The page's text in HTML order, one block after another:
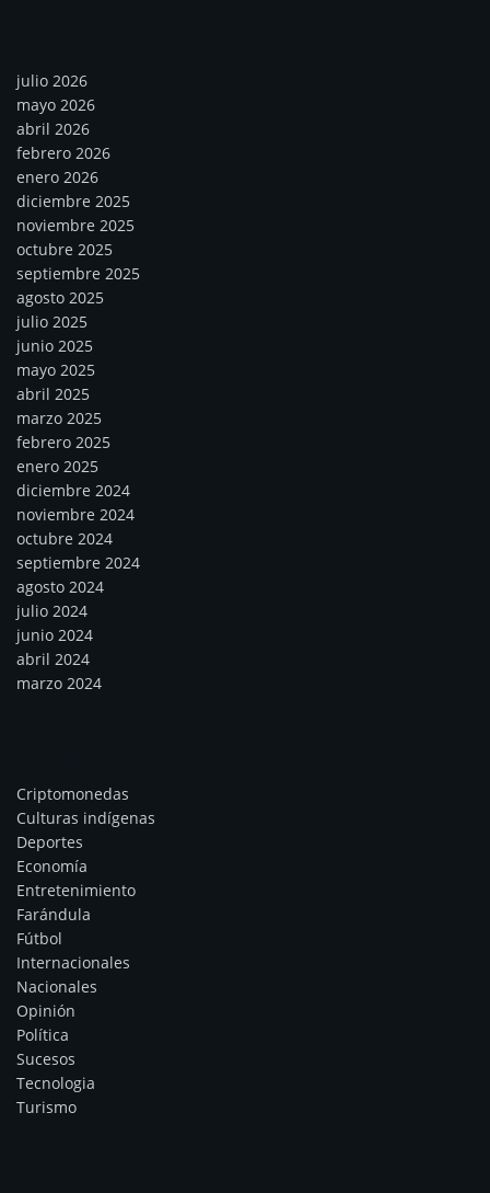
julio 2026
mayo 2026
abril 2026
febrero 2026
enero 2026
diciembre 2025
noviembre 2025
octubre 2025
septiembre 2025
agosto 2025
julio 2025
junio 2025
mayo 2025
abril 2025
marzo 2025
febrero 2025
enero 2025
diciembre 2024
noviembre 2024
octubre 2024
septiembre 2024
agosto 2024
julio 2024
junio 2024
abril 2024
marzo 2024
Criptomonedas
Culturas indígenas
Deportes
Economía
Entretenimiento
Farándula
Fútbol
Internacionales
Nacionales
Opinión
Política
Sucesos
Tecnologia
Turismo